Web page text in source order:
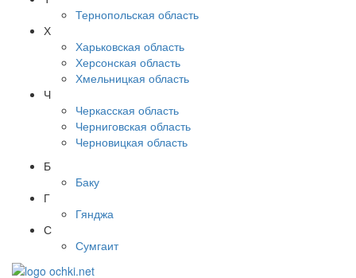
Тернопольская область
Х
Харьковская область
Херсонская область
Хмельницкая область
Ч
Черкасская область
Черниговская область
Черновицкая область
Б
Баку
Г
Гянджа
С
Сумгаит